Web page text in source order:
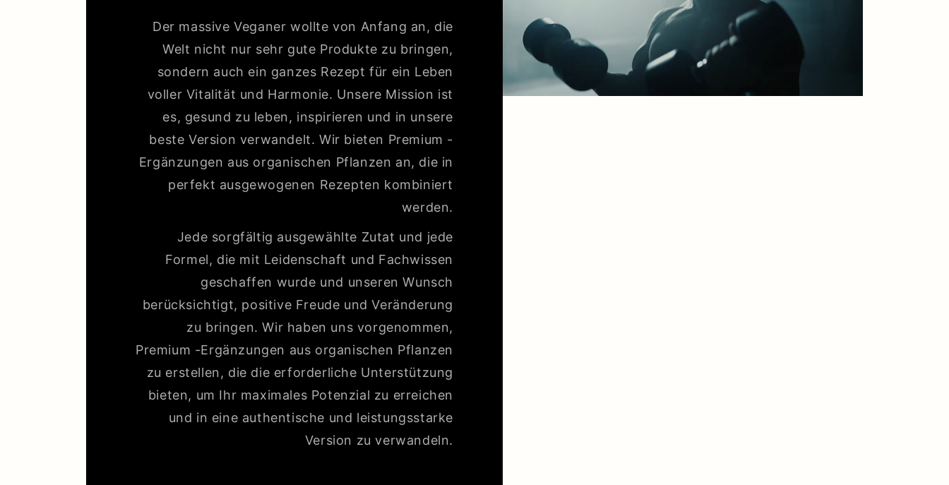
Der massive Veganer wollte von Anfang an, die
Welt nicht nur sehr gute Produkte zu bringen,
sondern auch ein ganzes Rezept für ein Leben
voller Vitalität und Harmonie. Unsere Mission ist
es, gesund zu leben, inspirieren und in unsere
beste Version verwandelt. Wir bieten Premium -
Ergänzungen aus organischen Pflanzen an, die in
perfekt ausgewogenen Rezepten kombiniert
werden.
Jede sorgfältig ausgewählte Zutat und jede
Formel, die mit Leidenschaft und Fachwissen
geschaffen wurde und unseren Wunsch
berücksichtigt, positive Freude und Veränderung
zu bringen. Wir haben uns vorgenommen,
Premium -Ergänzungen aus organischen Pflanzen
zu erstellen, die die erforderliche Unterstützung
bieten, um Ihr maximales Potenzial zu erreichen
und in eine authentische und leistungsstarke
Version zu verwandeln.